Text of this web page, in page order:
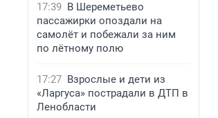
17:39 В Шереметьево
пассажирки опоздали на
самолёт и побежали за ним
по лётному полю
17:27 Взрослые и дети из
«Ларгуса» пострадали в ДТП в
Ленобласти